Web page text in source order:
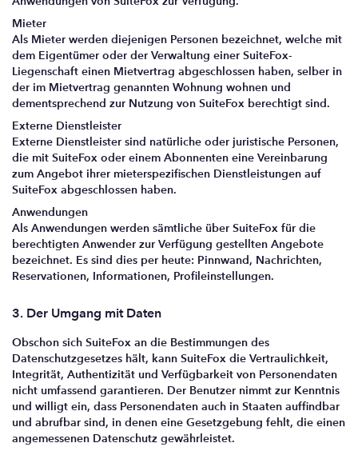
Mieter
Als Mieter werden diejenigen Personen bezeichnet, welche mit
dem Eigentümer oder der Verwaltung einer SuiteFox-
Liegenschaft einen Mietvertrag abgeschlossen haben, selber in
der im Mietvertrag genannten Wohnung wohnen und
dementsprechend zur Nutzung von SuiteFox berechtigt sind.
Externe Dienstleister
Externe Dienstleister sind natürliche oder juristische Personen,
die mit SuiteFox oder einem Abonnenten eine Vereinbarung
zum Angebot ihrer mieterspezifischen Dienstleistungen auf
SuiteFox abgeschlossen haben.
Anwendungen
Als Anwendungen werden sämtliche über SuiteFox für die
berechtigten Anwender zur Verfügung gestellten Angebote
bezeichnet. Es sind dies per heute: Pinnwand, Nachrichten,
Reservationen, Informationen, Profileinstellungen.
3. Der Umgang mit Daten
Obschon sich SuiteFox an die Bestimmungen des
Datenschutzgesetzes hält, kann SuiteFox die Vertraulichkeit,
Integrität, Authentizität und Verfügbarkeit von Personendaten
nicht umfassend garantieren. Der Benutzer nimmt zur Kenntnis
und willigt ein, dass Personendaten auch in Staaten auffindbar
und abrufbar sind, in denen eine Gesetzgebung fehlt, die einen
angemessenen Datenschutz gewährleistet.